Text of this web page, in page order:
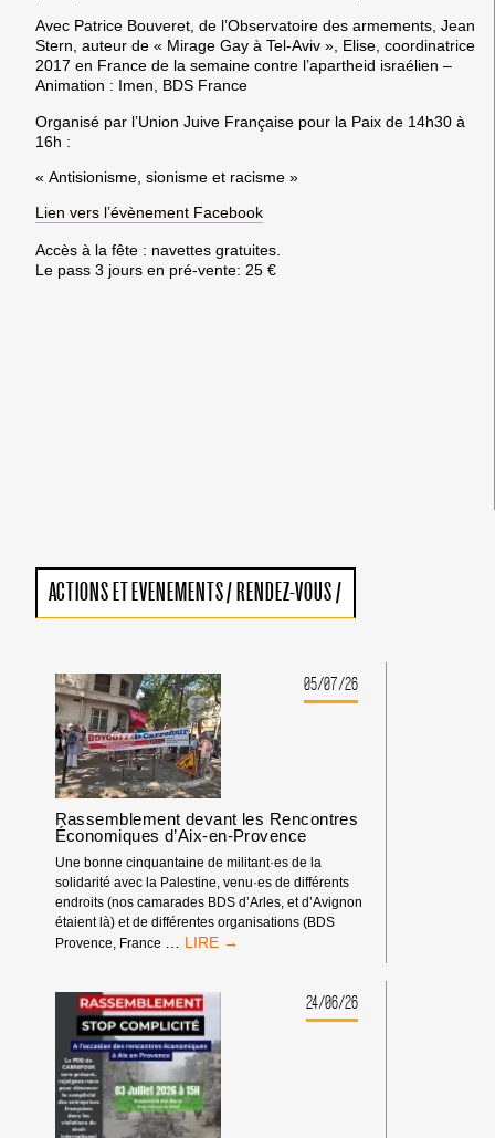
Avec Patrice Bouveret, de l’Observatoire des armements, Jean
Stern, auteur de « Mirage Gay à Tel-Aviv », Elise, coordinatrice
2017 en France de la semaine contre l’apartheid israélien –
Animation : Imen, BDS France
Organisé par l’Union Juive Française pour la Paix de 14h30 à
16h :
« Antisionisme, sionisme et racisme »
Lien vers l’évènement Facebook
Accès à la fête : navettes gratuites.
Le pass 3 jours en pré-vente: 25 €
ACTIONS ET EVENEMENTS/ RENDEZ-VOUS/
05/07/26
Rassemblement devant les Rencontres
Économiques d’Aix-en-Provence
Une bonne cinquantaine de militant·es de la
solidarité avec la Palestine, venu·es de différents
endroits (nos camarades BDS d’Arles, et d’Avignon
étaient là) et de différentes organisations (BDS
Provence, France
RASSEMBLEMENT
RENCONTRES
ÉCONOMIQUES
D’AIX-
EN-
PROVENCE
24/06/26